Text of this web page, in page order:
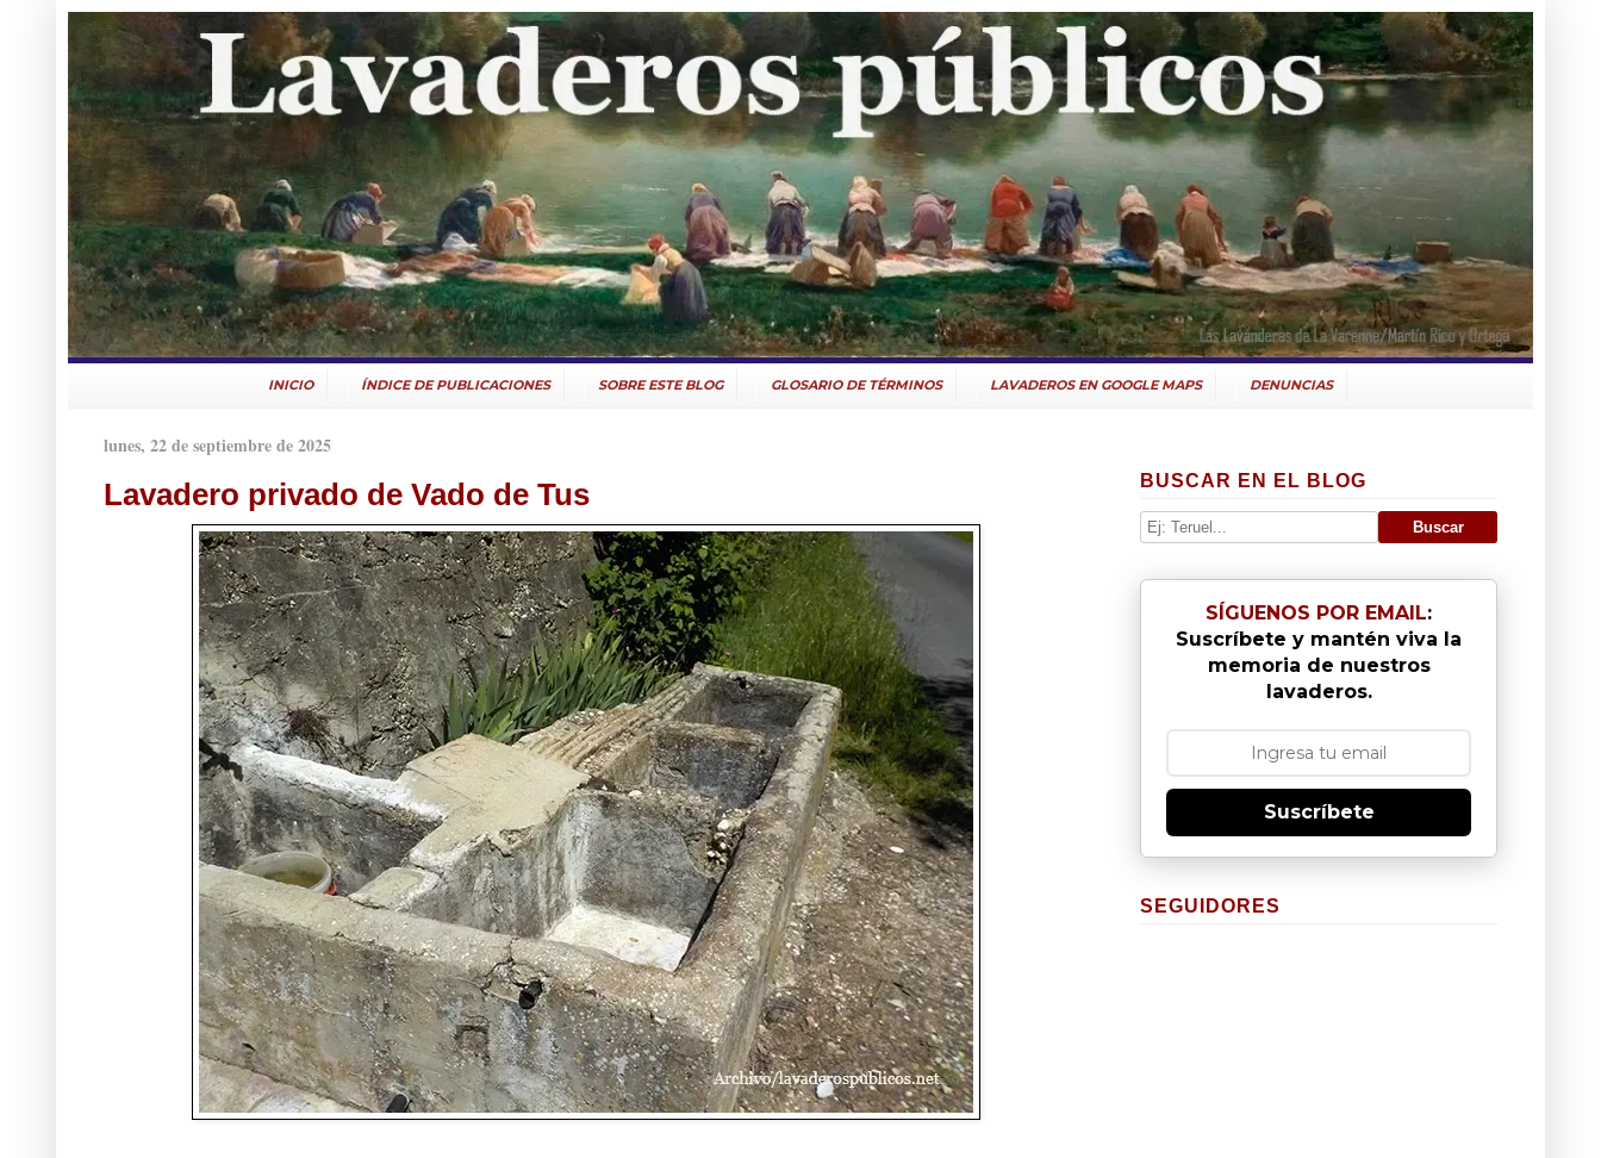
INICIO ÍNDICE DE PUBLICACIONES SOBRE ESTE BLOG GLOSARIO DE TÉRMINOS LAVADEROS EN GOOGLE MAPS DENUNCIAS
lunes, 22 de septiembre de 2025
Lavadero privado de Vado de Tus BUSCAR EN EL BLOG
SÍGUENOS POR EMAIL:
Suscríbete y mantén viva la
memoria de nuestros
lavaderos.
Suscríbete
SEGUIDORES